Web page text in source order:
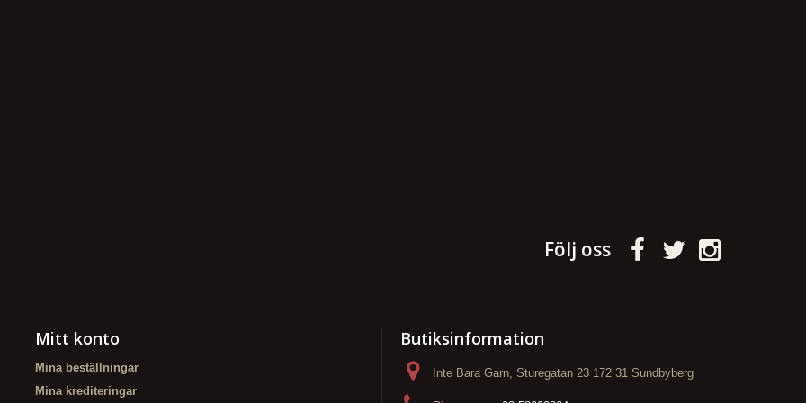
Följ oss
Mitt konto
Mina beställningar
Mina krediteringar
Butiksinformation
Inte Bara Garn, Sturegatan 23 172 31 Sundbyberg